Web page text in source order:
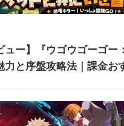
ュー】『ウゴウゴーゴー
力と序盤攻略法｜課金お